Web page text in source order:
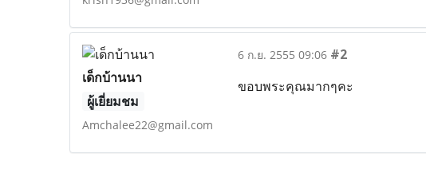
เด็กบ้านนา
ผู้เยี่ยมชม
Amchalee22@gmail.com
6 ก.ย. 2555 09:06 #2
ขอบพระคุณมากๆคะ